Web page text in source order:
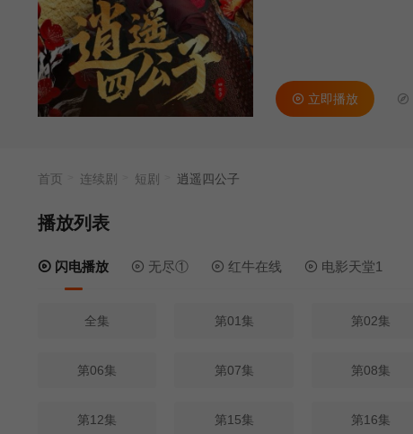
立即播放
首页 连续剧 短剧 逍遥四公子
播放列表
闪电播放 无尽① 红牛在线 电影天堂1
全集 第01集 第02集
第06集 第07集 第08集
第12集 第15集 第16集